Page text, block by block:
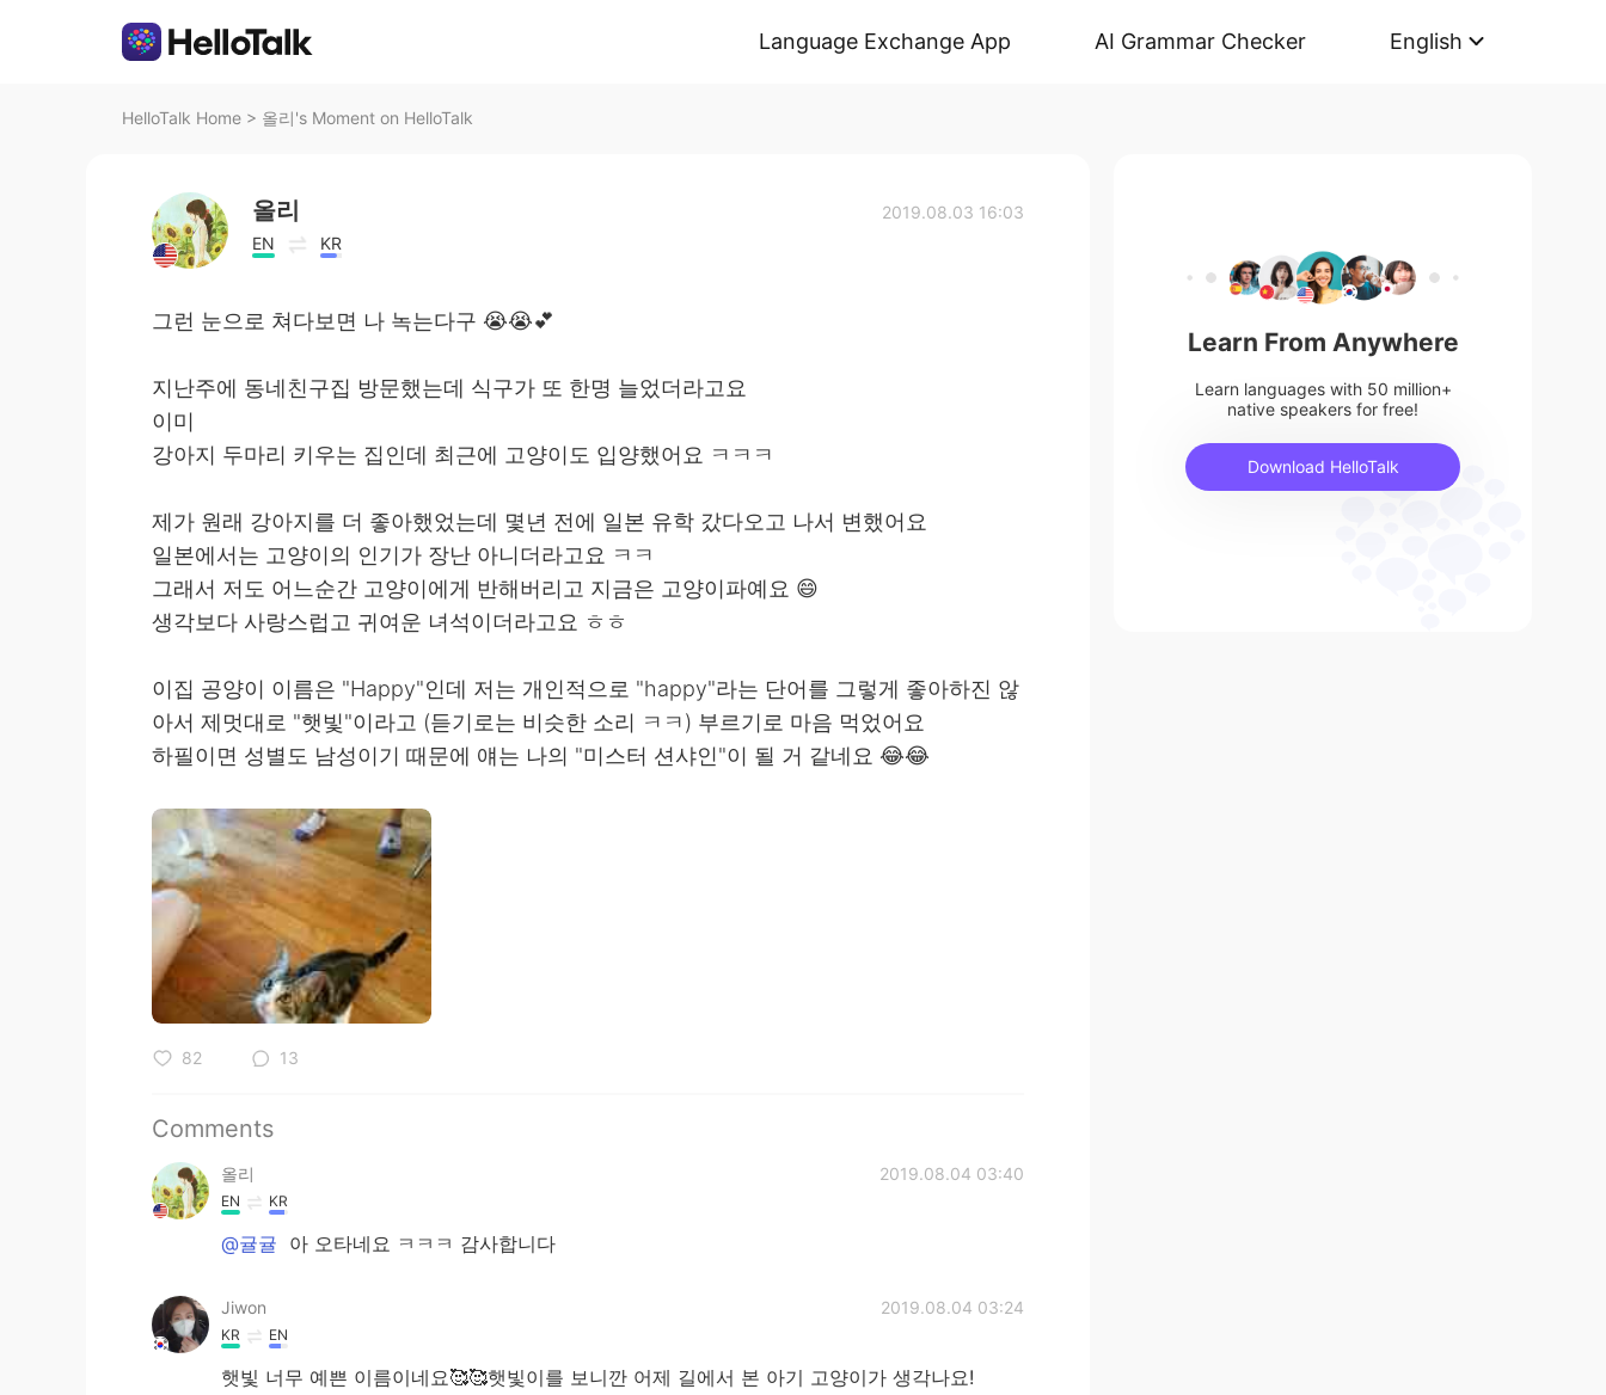
Language Exchange App AI Grammar Checker English
HelloTalk Home > 올리's Moment on HelloTalk
올리
EN KR
2019.08.03 16:03
그런 눈으로 쳐다보면 나 녹는다구 😭😭💕
지난주에 동네친구집 방문했는데 식구가 또 한명 늘었더라고요
이미
강아지 두마리 키우는 집인데 최근에 고양이도 입양했어요 ㅋㅋㅋ
제가 원래 강아지를 더 좋아했었는데 몇년 전에 일본 유학 갔다오고 나서 변했어요
일본에서는 고양이의 인기가 장난 아니더라고요 ㅋㅋ
그래서 저도 어느순간 고양이에게 반해버리고 지금은 고양이파예요 😄
생각보다 사랑스럽고 귀여운 녀석이더라고요 ㅎㅎ
이집 공양이 이름은 "Happy"인데 저는 개인적으로 "happy"라는 단어를 그렇게 좋아하진 않
아서 제멋대로 "햇빛"이라고 (듣기로는 비슷한 소리 ㅋㅋ) 부르기로 마음 먹었어요
하필이면 성별도 남성이기 때문에 얘는 나의 "미스터 션샤인"이 될 거 같네요 😂😂
82 13
Comments
올리 2019.08.04 03:40
EN KR
@귤귤 아 오타네요 ㅋㅋㅋ 감사합니다
Jiwon 2019.08.04 03:24
KR EN
햇빛 너무 예쁜 이름이네요🥰🥰햇빛이를 보니깐 어제 길에서 본 아기 고양이가 생각나요!
Learn From Anywhere
Learn languages with 50 million+
native speakers for free!
Download HelloTalk